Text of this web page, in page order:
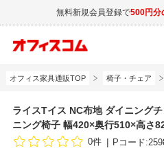
無料新規会員登録で500円分
オフィス家具通販TOP 椅子・チェア
ライスTイス NC布地 ダイニング
ニング椅子 幅420×奥行510×高さ
0件 Pコード